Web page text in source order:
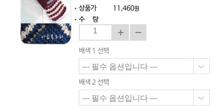
상품가
11,460원
수 량
배색 1 선택
배색 2 선택